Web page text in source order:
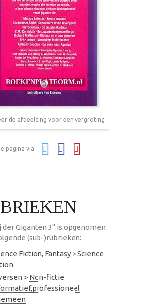
de afbeelding voor een vergroting
pagina via:
der Giganten 3" is opgenomen
(sub-)rubrieken:
Fiction, Fantasy >Science
> Non-fictie